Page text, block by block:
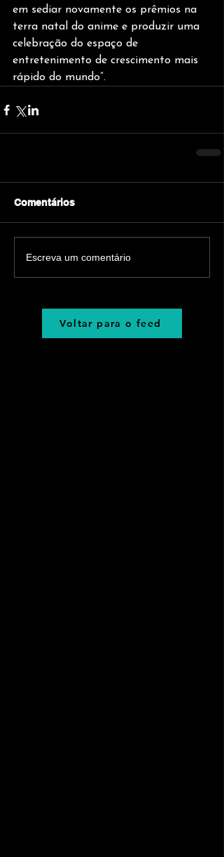
em sediar novamente os prêmios na
terra natal do anime e produzir uma
celebração do espaço de
entretenimento de crescimento mais
rápido do mundo”.
Comentários
Escreva um comentário
Voltar para o feed